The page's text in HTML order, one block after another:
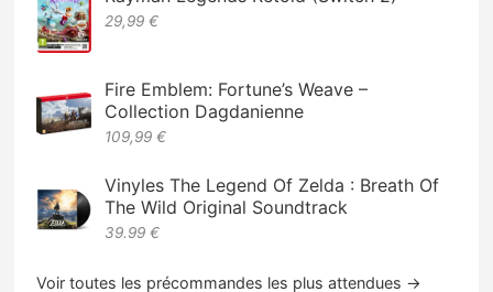
29,99 €
Fire Emblem: Fortune’s Weave –
Collection Dagdanienne
109,99 €
Vinyles The Legend Of Zelda : Breath Of
The Wild Original Soundtrack
39.99 €
Voir toutes les précommandes les plus attendues →